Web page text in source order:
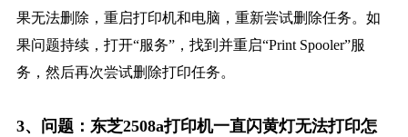
果无法删除，重启打印机和电脑，重新尝试删除任务。如
果问题持续，打开“服务”，找到并重启“Print Spooler”服
务，然后再次尝试删除打印任务。
3、问题：东芝2508a打印机一直闪黄灯无法打印怎